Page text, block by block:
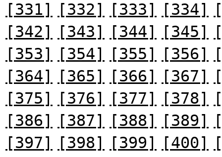
[331]
[332] [333] [334]
[342]
[343] [344] [345]
[353]
[354] [355] [356]
[364]
[365] [366] [367]
[375]
[376] [377] [378]
[386]
[387] [388] [389]
[397]
[398] [399] [400]